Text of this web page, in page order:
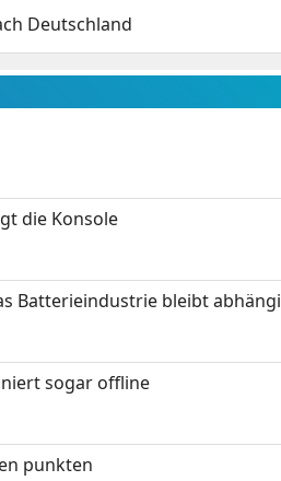
Deutschland
die Konsole
Batterieindustrie bleibt
sogar offline
punkten